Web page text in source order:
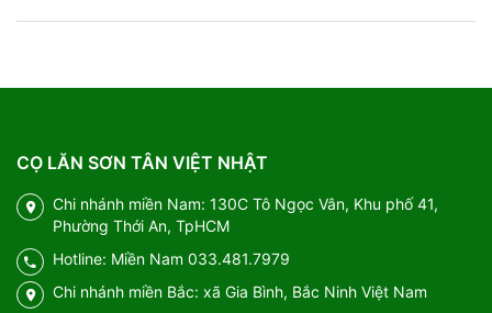
CỌ LĂN SƠN TÂN VIỆT NHẬT
Chi nhánh miền Nam: 130C Tô Ngọc Vân, Khu phố 41,
Phường Thới An, TpHCM
Hotline: Miền Nam 033.481.7979
Chi nhánh miền Bắc: xã Gia Bình, Bắc Ninh Việt Nam